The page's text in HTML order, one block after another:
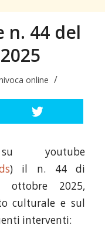
n. 44 del
online /
youtube
) il n. 44 di
ottobre 2025,
culturale e sul
interventi: